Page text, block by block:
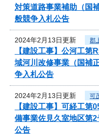
対策道路事業補助（国
般競争入札公告
2024年2月13日更新 郡
【建設工事】公河工
域河川改修事業（国補
争入札公告
2024年2月13日更新 可
【建設工事】可経工第
備事業佐見久室地区第
公告